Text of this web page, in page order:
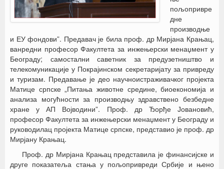
пољопривре
дне
производње
и ЕУ фондови”. Предавач је била проф. др Мирјана Крањац,
ванредни професор Факултета за инжењерски менаџмент у
Београду; самостални саветник за предузетништво и
телекомуникације у Покрајинском секретаријату за привреду
и туризам. Предавање је део научноистраживачког пројекта
Матице српске „Питања животне средине, биоекономија и
анализа могућности за производњу здравствено безбедне
хране у АП Војводини”. Проф. др Ђорђе Јовановић,
професор Факултета за инжењерски менаџмент у Београду и
руководилац пројекта Матице српске, представио је проф. др
Мирјану Крањац.
Проф. др Мирјана Крањац представила је финансијске и
друге показатеља стања у пољопривреди Србије и њено